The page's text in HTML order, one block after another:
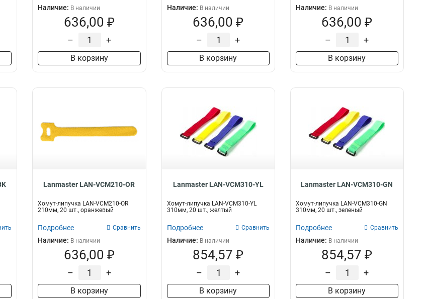
Наличие: В наличии
636,00 ₽
– +
В корзину
Наличие: В наличии
636,00 ₽
– +
В корзину
Наличие: В наличии
636,00 ₽
– +
В корзину
Lanmaster LAN-VCM210-OR
Хомут-липучка LAN-VCM210-OR
210мм, 20 шт., оранжевый
Подробнее Сравнить
Наличие: В наличии
636,00 ₽
– +
В корзину
Lanmaster LAN-VCM310-YL
Хомут-липучка LAN-VCM310-YL
310мм, 20 шт., желтый
Подробнее Сравнить
Наличие: В наличии
854,57 ₽
– +
В корзину
Lanmaster LAN-VCM310-GN
Хомут-липучка LAN-VCM310-GN
310мм, 20 шт., зеленый
Подробнее Сравнить
Наличие: В наличии
854,57 ₽
– +
В корзину